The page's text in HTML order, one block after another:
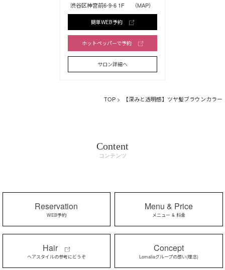
渋谷区神宮前6-9-6 1F （MAP）
簡単WEB予約
ホットペッパーで予約
サロン詳細へ
TOP > 【深みと透明感】ツヤ髪ブラウンカラー
Content
コンテンツ
Reservation
WEB予約
Menu & Price
メニュー & 料金
Hair
ヘアスタイルの参考にどうぞ
Concept
Lomaliaグループの想い(理念)